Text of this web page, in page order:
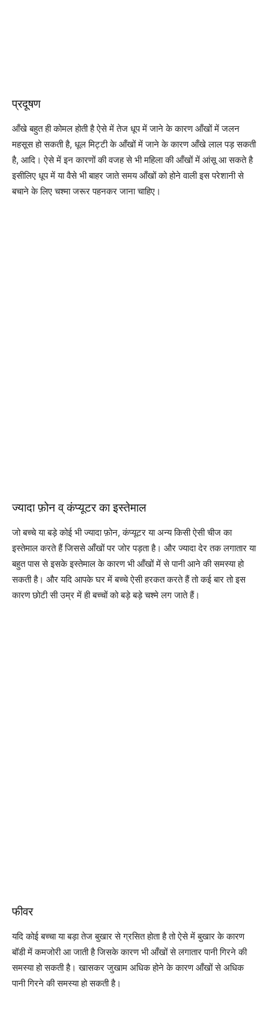
प्रदूषण
आँखे बहुत ही कोमल होती है ऐसे में तेज धूप में जाने के कारण आँखों में जलन
महसूस हो सकती है, धूल मिट्टी के आँखों में जाने के कारण आँखे लाल पड़ सकती
है, आदि। ऐसे में इन कारणों की वजह से भी महिला की आँखों में आंसू आ सकते है
इसीलिए धूप में या वैसे भी बाहर जाते समय आँखों को होने वाली इस परेशानी से
बचाने के लिए चश्मा जरूर पहनकर जाना चाहिए।
ज्यादा फ़ोन व् कंप्यूटर का इस्तेमाल
जो बच्चे या बड़े कोई भी ज्यादा फ़ोन, कंप्यूटर या अन्य किसी ऐसी चीज का
इस्तेमाल करते हैं जिससे आँखों पर जोर पड़ता है। और ज्यादा देर तक लगातार या
बहुत पास से इसके इस्तेमाल के कारण भी आँखों में से पानी आने की समस्या हो
सकती है। और यदि आपके घर में बच्चे ऐसी हरकत करते हैं तो कई बार तो इस
कारण छोटी सी उम्र में ही बच्चों को बड़े बड़े चश्मे लग जाते हैं।
फीवर
यदि कोई बच्चा या बड़ा तेज बुखार से ग्रसित होता है तो ऐसे में बुखार के कारण
बॉडी में कमजोरी आ जाती है जिसके कारण भी आँखों से लगातार पानी गिरने की
समस्या हो सकती है। खासकर जुखाम अधिक होने के कारण आँखों से अधिक
पानी गिरने की समस्या हो सकती है।